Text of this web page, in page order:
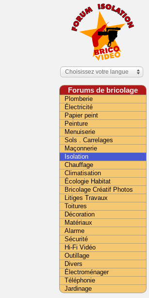
Choisissez votre langue
Forums de bricolage
Plomberie
Électricité
Papier peint
Peinture
Menuiserie
Sols . Carrelages
Maçonnerie
Isolation
Chauffage
Climatisation
Écologie Habitat
Bricolage Créatif Photos
Litiges Travaux
Toitures
Décoration
Matériaux
Alarme
Sécurité
Hi-Fi Vidéo
Outillage
Divers
Électroménager
Téléphonie
Jardinage